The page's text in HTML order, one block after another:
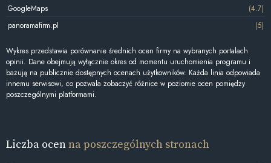
GoogleMaps
(4.7)
panoramafirm.pl
(5)
Wykres przedstawia porównanie średnich ocen firmy na wybranych portalach
opinii. Dane obejmują wyłącznie okres od momentu uruchomienia programu i
bazują na publicznie dostępnych ocenach użytkowników. Każda linia odpowiada
innemu serwisowi, co pozwala zobaczyć różnice w poziomie ocen pomiędzy
poszczególnymi platformami.
Liczba ocenna poszczególnych stronach